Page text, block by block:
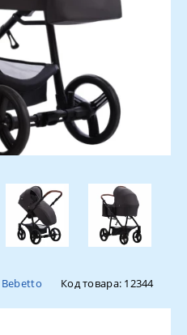
Bebetto Код товара: 12344